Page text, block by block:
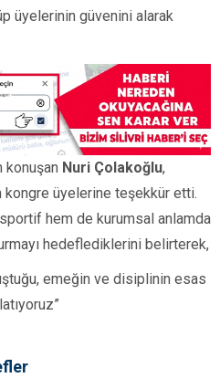
üyelerinin güvenini alarak
konuşan Nuri Çolakoğlu,
üyelerine teşekkür etti.
sportif hem de kurumsal anlamda
hedeflediklerini belirterek,
emeğin ve disiplinin esas